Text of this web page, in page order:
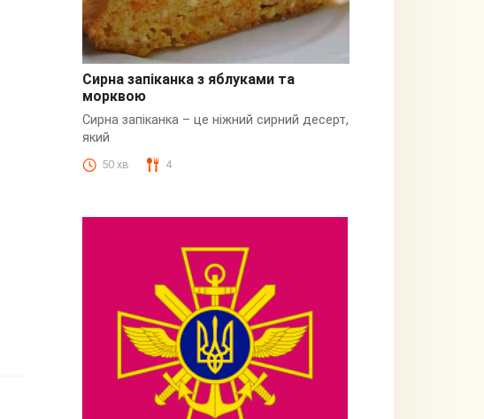
Сирна
Сирна запіканка з яблуками та
морквою
Сирна запіканка – це ніжний сирний десерт,
який
50 хв 4